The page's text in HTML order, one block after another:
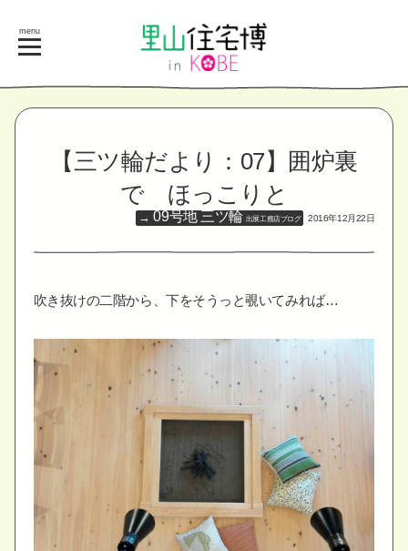
menu
【三ツ輪だより：07】囲炉裏
で ほっこりと
09号地 三ツ輪 出展工務店ブログ 2016年12月22日
吹き抜けの二階から、下をそうっと覗いてみれば…